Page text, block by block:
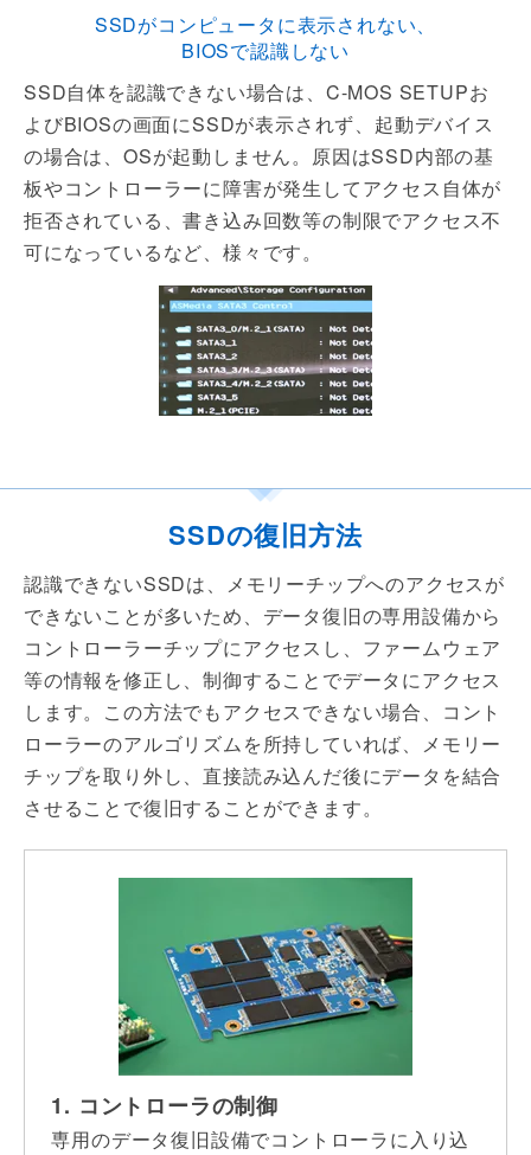
SSDがコンピュータに表示されない、
BIOSで認識しない
SSD自体を認識できない場合は、C-MOS SETUPお
よびBIOSの画面にSSDが表示されず、起動デバイス
の場合は、OSが起動しません。原因はSSD内部の基
板やコントローラーに障害が発生してアクセス自体が
拒否されている、書き込み回数等の制限でアクセス不
可になっているなど、様々です。
SSDの復旧方法
認識できないSSDは、メモリーチップへのアクセスが
できないことが多いため、データ復旧の専用設備から
コントローラーチップにアクセスし、ファームウェア
等の情報を修正し、制御することでデータにアクセス
します。この方法でもアクセスできない場合、コント
ローラーのアルゴリズムを所持していれば、メモリー
チップを取り外し、直接読み込んだ後にデータを結合
させることで復旧することができます。
1. コントローラの制御
専用のデータ復旧設備でコントローラに入り込